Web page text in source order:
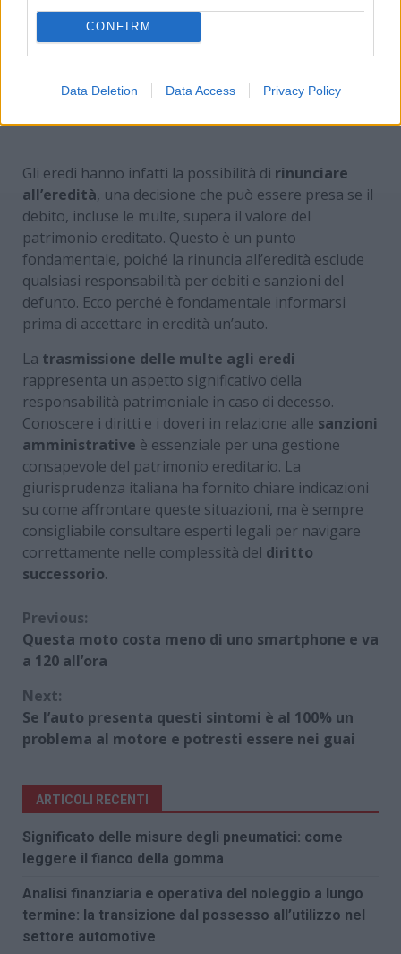
CONFIRM
Data Deletion Data Access Privacy Policy
Le multe passano agli eredi, tutta la trafila –
Gli eredi hanno infatti la possibilità di rinunciare
all’eredità, una decisione che può essere presa se il
debito, incluse le multe, supera il valore del
patrimonio ereditato. Questo è un punto
fondamentale, poiché la rinuncia all’eredità esclude
qualsiasi responsabilità per debiti e sanzioni del
defunto. Ecco perché è fondamentale informarsi
prima di accettare in eredità un’auto.
La trasmissione delle multe agli eredi
rappresenta un aspetto significativo della
responsabilità patrimoniale in caso di decesso.
Conoscere i diritti e i doveri in relazione alle sanzioni
amministrative è essenziale per una gestione
consapevole del patrimonio ereditario. La
giurisprudenza italiana ha fornito chiare indicazioni
su come affrontare queste situazioni, ma è sempre
consigliabile consultare esperti legali per navigare
correttamente nelle complessità del diritto
successorio.
Continue
Reading
Previous:
Questa moto costa meno di uno smartphone e va
a 120 all’ora
Next:
Se l’auto presenta questi sintomi è al 100% un
problema al motore e potresti essere nei guai
ARTICOLI RECENTI
Significato delle misure degli pneumatici: come
leggere il fianco della gomma
Analisi finanziaria e operativa del noleggio a lungo
termine: la transizione dal possesso all’utilizzo nel
settore automotive